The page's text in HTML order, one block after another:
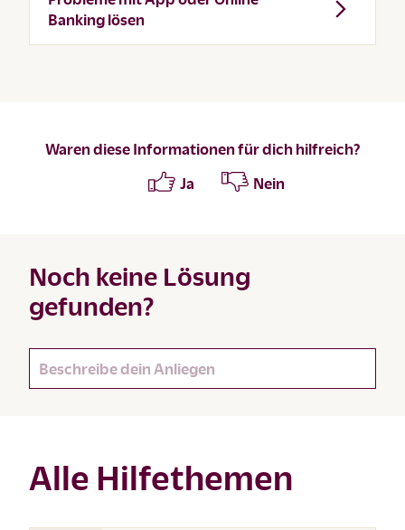
Banking lösen
Waren diese Informationen für dich hilfreich?
Ja
Nein
Noch keine Lösung
gefunden?
Alle Hilfethemen